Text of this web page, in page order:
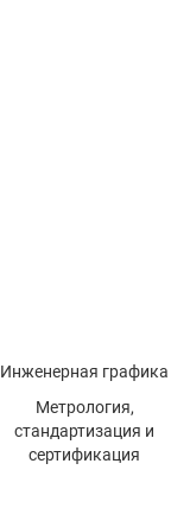
Инженерная графика
Метрология,
стандартизация и
сертификация